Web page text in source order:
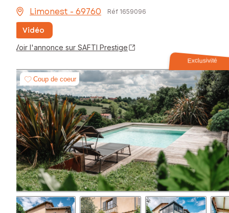
Limonest - 69760 Réf 1659096
Vidéo
Voir l'annonce sur SAFTI Prestige
Exclusivité
Coup de coeur